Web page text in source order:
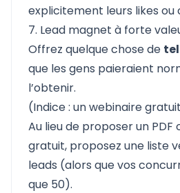
explicitement leurs likes
7. Lead magnet à forte
Offrez quelque chose de
que les gens paieraient
l’obtenir.
(Indice : un webinaire
Au lieu de proposer un PDF
gratuit, proposez une liste
leads (alors que vos
que 50).